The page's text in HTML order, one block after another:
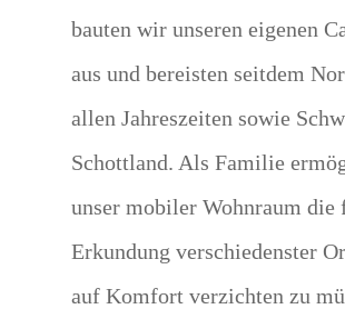
bauten wir unseren eigenen
aus und bereisten seitdem
allen Jahreszeiten sowie
Schottland. Als Familie
unser mobiler Wohnraum die
Erkundung verschiedenster
auf Komfort verzichten zu